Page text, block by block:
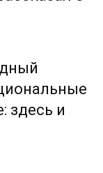
здесь и